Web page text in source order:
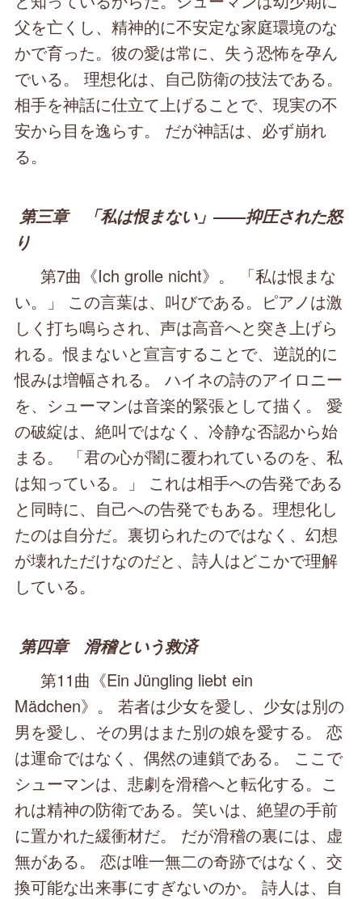
父を亡くし、精神的に不安定な家庭環境のな
かで育った。彼の愛は常に、失う恐怖を孕ん
でいる。 理想化は、自己防衛の技法である。
相手を神話に仕立て上げることで、現実の不
安から目を逸らす。 だが神話は、必ず崩れ
る。
第三章 「私は恨まない」――抑圧された怒
り
第7曲《Ich grolle nicht》。 「私は恨まな
い。」 この言葉は、叫びである。ピアノは激
しく打ち鳴らされ、声は高音へと突き上げら
れる。恨まないと宣言することで、逆説的に
恨みは増幅される。 ハイネの詩のアイロニー
を、シューマンは音楽的緊張として描く。 愛
の破綻は、絶叫ではなく、冷静な否認から始
まる。 「君の心が闇に覆われているのを、私
は知っている。」 これは相手への告発である
と同時に、自己への告発でもある。理想化し
たのは自分だ。裏切られたのではなく、幻想
が壊れただけなのだと、詩人はどこかで理解
している。
第四章 滑稽という救済
第11曲《Ein Jüngling liebt ein
Mädchen》。 若者は少女を愛し、少女は別の
男を愛し、その男はまた別の娘を愛する。 恋
は運命ではなく、偶然の連鎖である。 ここで
シューマンは、悲劇を滑稽へと転化する。こ
れは精神の防衛である。笑いは、絶望の手前
に置かれた緩衝材だ。 だが滑稽の裏には、虚
無がある。 恋は唯一無二の奇跡ではなく、交
換可能な出来事にすぎないのか。 詩人は、自